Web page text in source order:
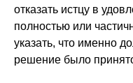
отказать истцу в
полностью или
указать, что именно
решение было